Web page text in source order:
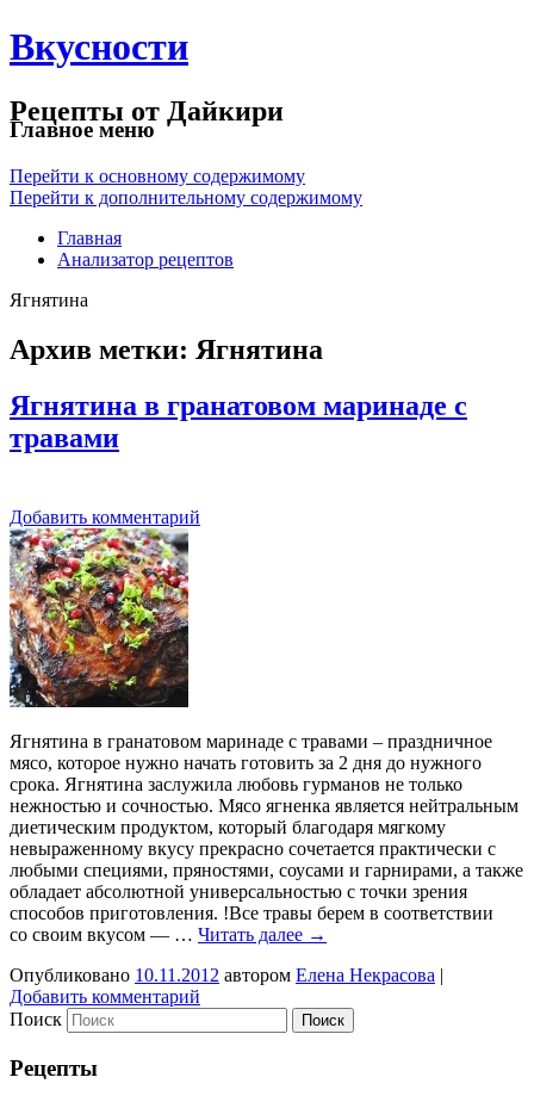
Вкусности
Рецепты от Дайкири
Главное меню
Перейти к основному содержимому
Перейти к дополнительному содержимому
Главная
Анализатор рецептов
Ягнятина
Архив метки: Ягнятина
Ягнятина в гранатовом маринаде с
травами
Добавить комментарий
Ягнятина в гранатовом маринаде с травами – праздничное
мясо, которое нужно начать готовить за 2 дня до нужного
срока. Ягнятина заслужила любовь гурманов не только
нежностью и сочностью. Мясо ягненка является нейтральным
диетическим продуктом, который благодаря мягкому
невыраженному вкусу прекрасно сочетается практически с
любыми специями, пряностями, соусами и гарнирами, а также
обладает абсолютной универсальностью с точки зрения
способов приготовления. !Все травы берем в соответствии
со своим вкусом — … Читать далее →
Опубликовано 10.11.2012 автором Елена Некрасова |
Добавить комментарий
Поиск
Рецепты